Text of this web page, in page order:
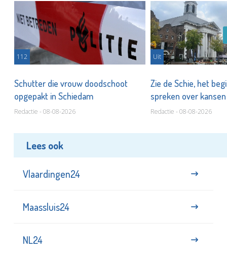
112
Schutter die vrouw doodschoot
opgepakt in Schiedam
Redactie - 08-08-2026
Uit
Zie de Schie, het
spreken over
Redactie - 08-08-2026
Lees ook
Vlaardingen24
Maassluis24
NL24